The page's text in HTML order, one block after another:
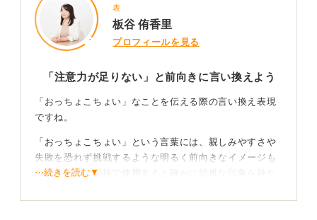
表
板谷 侑香里
プロフィールを見る
「注意力が足りない」と前向きに言い換えよう
「おっちょこちょい」なことを伝える際の言い換え表現
ですね。
「おっちょこちょい」という言葉には、親しみやすさや
失敗を恐れず挑戦するような明るく前向きなイメージも
ありますが、面接で使用すると確かに幼稚な印象を持た
ょう。
⋯続きを読む▼